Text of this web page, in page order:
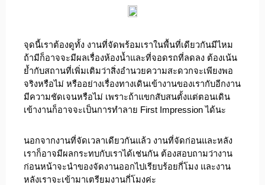
จุดนี้เราต้องดูทั้ง งานที่จัดพร้อมเราในพื้นที่เดียวกันมีไหม
ถ้ามีก็อาจจะมีผลเรื่องห้องน้ำและที่จอดรถที่ลดลง ต้องเน้น
ย้ำกับสถานที่เพิ่มเติมว่าสิ่งอำนวยความสะดวกจะเพียงพอ
จริงหรือไม่ หรืออย่างเรื่องทางเดินเข้างานของเรากับอีกงาน
มีความชัดเจนหรือไม่ เพราะถ้าแขกสับสนตั้งแต่ตอนเดิน
เข้างานก็อาจจะเป็นการทำลาย First Impression ได้นะ
นอกจากงานที่จัดเวลาเดียวกันแล้ว งานที่จัดก่อนและหลัง
เราก็อาจมีผลกระทบกับเราได้เช่นกัน ต้องสอบถามว่างาน
ก่อนหน้าจะนำของจัดงานออกไปเรียบร้อยกี่โมง และงาน
หลังเราจะเข้ามาเตรียมงานกี่โมงค่ะ